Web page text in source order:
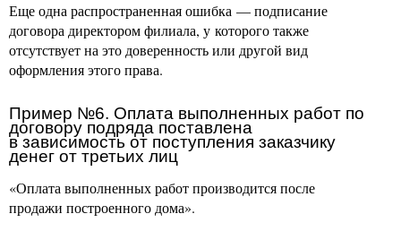
Еще одна распространенная ошибка — подписание
договора директором филиала, у которого также
отсутствует на это доверенность или другой вид
оформления этого права.
Пример №6. Оплата выполненных работ по
договору подряда поставлена
в зависимость от поступления заказчику
денег от третьих лиц
«Оплата выполненных работ производится после
продажи построенного дома».